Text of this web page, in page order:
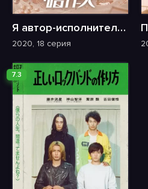
Я автор-исполнитель 2
2020, 18 серия
7.3